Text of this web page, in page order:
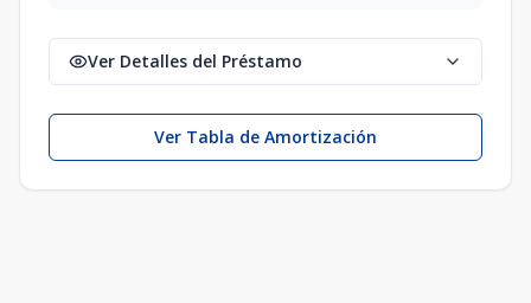
Ver Detalles del Préstamo
Ver Tabla de Amortización